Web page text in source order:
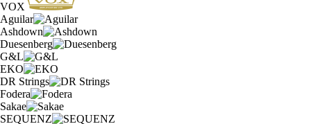
VOX
Aguilar
Ashdown
Duesenberg
G&L
EKO
DR Strings
Fodera
Sakae
SEQUENZ